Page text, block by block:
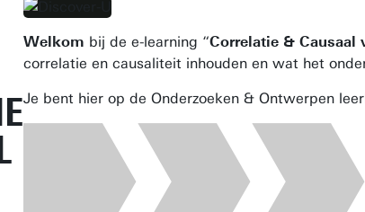
Welkom bij de e-learning “Correlatie & Causaal
correlatie en causaliteit inhouden en wat het
Je bent hier op de Onderzoeken & Ontwerpen